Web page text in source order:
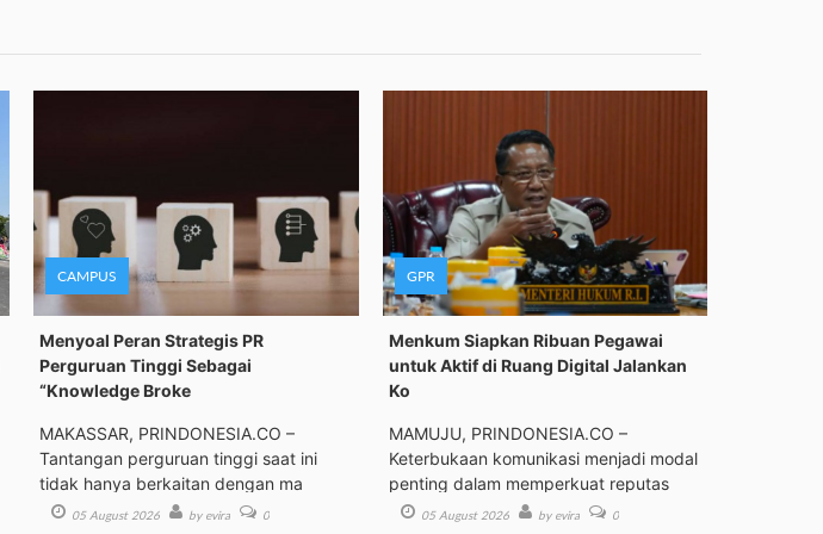
CAMPUS
Menyoal Peran Strategis PR
Perguruan Tinggi Sebagai
“Knowledge Broke
MAKASSAR, PRINDONESIA.CO –
Tantangan perguruan tinggi saat ini
tidak hanya berkaitan dengan ma
05 August 2026 by evira 0
GPR
Menkum Siapkan Ribuan Pegawai
untuk Aktif di Ruang Digital Jalankan
Ko
MAMUJU, PRINDONESIA.CO –
Keterbukaan komunikasi menjadi modal
penting dalam memperkuat reputas
05 August 2026 by evira 0